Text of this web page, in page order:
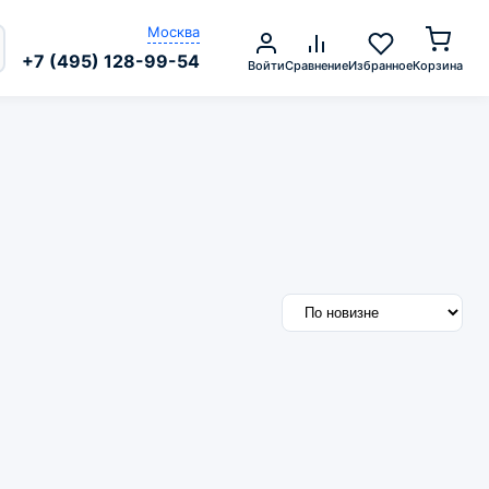
Москва
+7 (495) 128-99-54 ВойтиСравнениеИзбранноеКорзина